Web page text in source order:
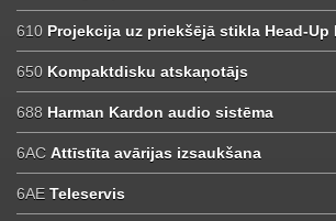
610 Projekcija uz priekšējā stikla Head-Up
650 Kompaktdisku atskaņotājs
688 Harman Kardon audio sistēma
6AC Attīstīta avārijas izsaukšana
6AE Teleservis